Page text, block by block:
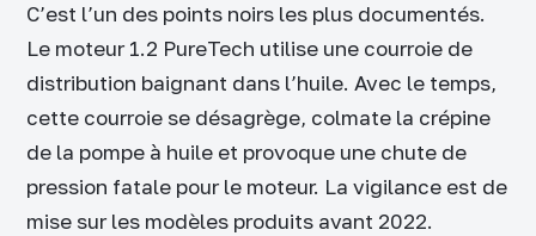
C’est l’un des points noirs les plus documentés.
Le moteur 1.2 PureTech utilise une courroie de
distribution baignant dans l’huile. Avec le temps,
cette courroie se désagrège, colmate la crépine
de la pompe à huile et provoque une chute de
pression fatale pour le moteur. La vigilance est de
mise sur les modèles produits avant 2022.